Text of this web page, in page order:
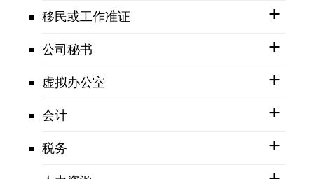
移民或工作准证
公司秘书
虚拟办公室
会计
税务